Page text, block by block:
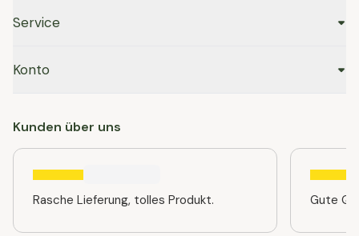
Service
Konto
Kunden über uns
Rasche Lieferung, tolles Produkt. Gute